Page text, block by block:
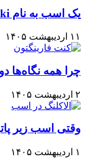
یک اسب به نام Vitiki
۱۱ اردیبهشت ۱۴۰۵
چرا همه نگاه‌ها
۲ اردیبهشت ۱۴۰۵
وقتی اسب زیر
۱ اردیبهشت ۱۴۰۵